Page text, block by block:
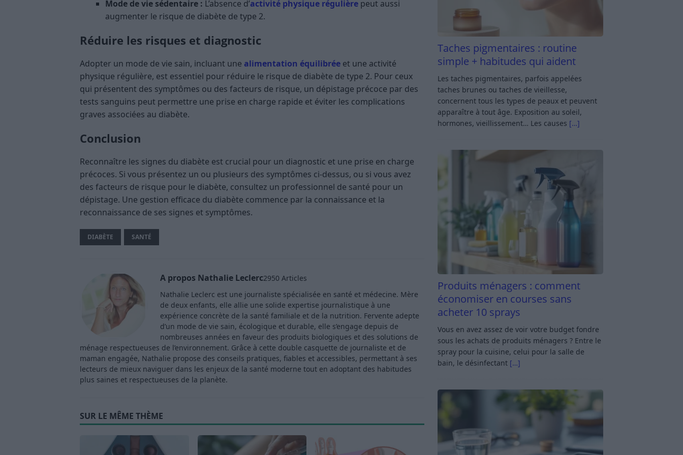
Mode de vie sédentaire : L’absence d’activité physique régulière peut aussi
augmenter le risque de diabète de type 2.
Réduire les risques et diagnostic
Adopter un mode de vie sain, incluant une alimentation équilibrée et une activité
physique régulière, est essentiel pour réduire le risque de diabète de type 2. Pour ceux
qui présentent des symptômes ou des facteurs de risque, un dépistage précoce par des
tests sanguins peut permettre une prise en charge rapide et éviter les complications
graves associées au diabète.
Conclusion
Reconnaître les signes du diabète est crucial pour un diagnostic et une prise en charge
précoces. Si vous présentez un ou plusieurs des symptômes ci-dessus, ou si vous avez
des facteurs de risque pour le diabète, consultez un professionnel de santé pour un
dépistage. Une gestion efficace du diabète commence par la connaissance et la
reconnaissance de ses signes et symptômes.
DIABÈTE SANTÉ
A propos Nathalie Leclerc2950 Articles
Nathalie Leclerc est une journaliste spécialisée en santé et médecine. Mère
de deux enfants, elle allie une solide expertise journalistique à une
expérience concrète de la santé familiale et de la nutrition. Fervente adepte
d’un mode de vie sain, écologique et durable, elle s’engage depuis de
nombreuses années en faveur des produits biologiques et des solutions de
ménage respectueuses de l’environnement. Grâce à cette double casquette de journaliste et de
maman engagée, Nathalie propose des conseils pratiques, fiables et accessibles, permettant à ses
lecteurs de mieux naviguer dans les enjeux de la santé moderne tout en adoptant des habitudes
plus saines et respectueuses de la planète.
SUR LE MÊME THÈME
Taches pigmentaires : routine
simple + habitudes qui aident
Les taches pigmentaires, parfois appelées
taches brunes ou taches de vieillesse,
concernent tous les types de peaux et peuvent
apparaître à tout âge. Exposition au soleil,
hormones, vieillissement… Les causes […]
Produits ménagers : comment
économiser en courses sans
acheter 10 sprays
Vous en avez assez de voir votre budget fondre
sous les achats de produits ménagers ? Entre le
spray pour la cuisine, celui pour la salle de
bain, le désinfectant […]